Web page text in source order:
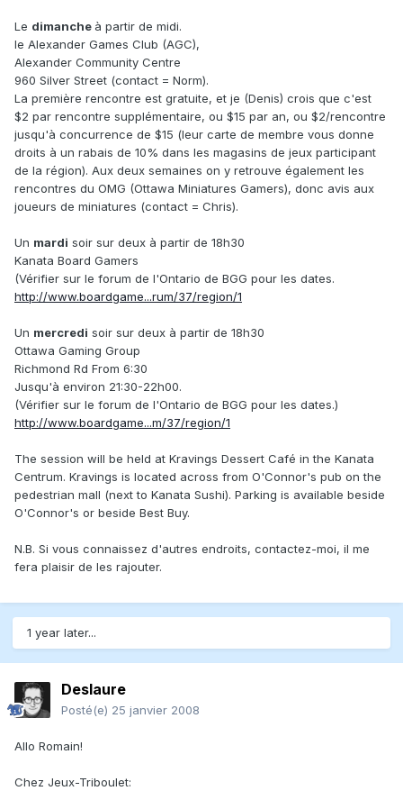
Le dimanche à partir de midi.
le Alexander Games Club (AGC),
Alexander Community Centre
960 Silver Street (contact = Norm).
La première rencontre est gratuite, et je (Denis) crois que c'est
$2 par rencontre supplémentaire, ou $15 par an, ou $2/rencontre
jusqu'à concurrence de $15 (leur carte de membre vous donne
droits à un rabais de 10% dans les magasins de jeux participant
de la région). Aux deux semaines on y retrouve également les
rencontres du OMG (Ottawa Miniatures Gamers), donc avis aux
joueurs de miniatures (contact = Chris).
Un mardi soir sur deux à partir de 18h30
Kanata Board Gamers
(Vérifier sur le forum de l'Ontario de BGG pour les dates.
http://www.boardgame...rum/37/region/1
Un mercredi soir sur deux à partir de 18h30
Ottawa Gaming Group
Richmond Rd From 6:30
Jusqu'à environ 21:30-22h00.
(Vérifier sur le forum de l'Ontario de BGG pour les dates.)
http://www.boardgame...m/37/region/1
The session will be held at Kravings Dessert Café in the Kanata
Centrum. Kravings is located across from O'Connor's pub on the
pedestrian mall (next to Kanata Sushi). Parking is available beside
O'Connor's or beside Best Buy.
N.B. Si vous connaissez d'autres endroits, contactez-moi, il me
fera plaisir de les rajouter.
1 year later...
Deslaure
Posté(e) 25 janvier 2008
Allo Romain!
Chez Jeux-Triboulet: